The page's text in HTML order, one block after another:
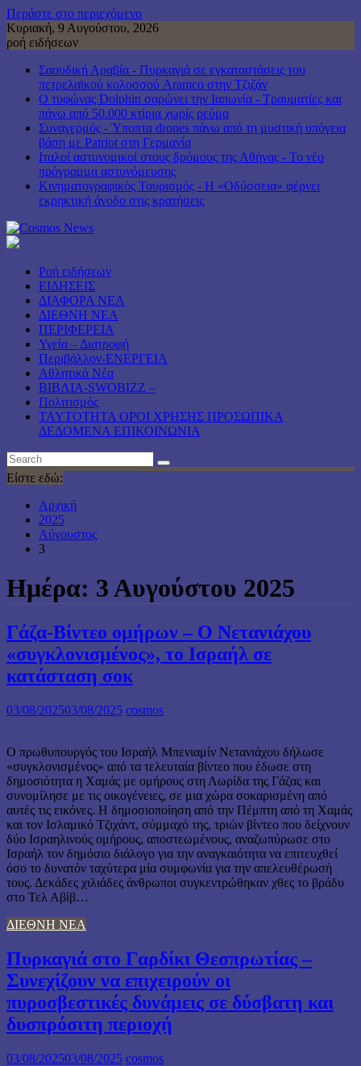
Περάστε στο περιεχόμενο
Κυριακή, 9 Αυγούστου, 2026
ροή ειδήσεων
Σαουδική Αραβία - Πυρκαγιά σε εγκαταστάσεις του
πετρελαϊκού κολοσσού Aramco στην Τζιζάν
Ο τυφώνας Dolphin σαρώνει την Ιαπωνία - Τραυματίες και
πάνω από 50.000 κτίρια χωρίς ρεύμα
Συναγερμός - Ύποπτα drones πάνω από τη μυστική υπόγεια
βάση με Patriot στη Γερμανία
Ιταλοί αστυνομικοί στους δρόμους της Αθήνας - Το νέο
πρόγραμμα αστυνόμευσης
Κινηματογραφικός Τουρισμός - Η «Οδύσσεια» φέρνει
εκρηκτική άνοδο στις κρατήσεις
Ροή ειδήσεων
ΕΙΔΗΣΕΙΣ
ΔΙΑΦΟΡΑ ΝΕΑ
ΔΙΕΘΝΗ ΝΕΑ
ΠΕΡΙΦΕΡΕΙΑ
Υγεία – Διατροφή
Περιβάλλον-ΕΝΕΡΓΕΙΑ
Αθλητικά Νέα
ΒΙΒΛΙΑ-SWOBIZZ –
Πολιτισμός
TAYTOTHTA ΟΡΟΙ ΧΡΗΣΗΣ ΠΡΟΣΩΠΙΚΑ
ΔΕΔΟΜΕΝΑ ΕΠΙΚΟΙΝΩΝΙΑ
Είστε εδώ:
Αρχική
2025
Αύγουστος
3
Ημέρα: 3 Αυγούστου 2025
Γάζα-Βίντεο ομήρων – Ο Νετανιάχου
«συγκλονισμένος», το Ισραήλ σε
κατάσταση σοκ
03/08/202503/08/2025 cosmos
Ο πρωθυπουργός του Ισραήλ Μπενιαμίν Νετανιάχου δήλωσε
«συγκλονισμένος» από τα τελευταία βίντεο που έδωσε στη
δημοσιότητα η Χαμάς με ομήρους στη Λωρίδα της Γάζας και
συνομίλησε με τις οικογένειες, σε μια χώρα σοκαρισμένη από
αυτές τις εικόνες. Η δημοσιοποίηση από την Πέμπτη από τη Χαμάς
και τον Ισλαμικό Τζιχάντ, σύμμαχό της, τριών βίντεο που δείχνουν
δύο Ισραηλινούς ομήρους, αποστεωμένους, αναζωπύρωσε στο
Ισραήλ τον δημόσιο διάλογο για την αναγκαιότητα να επιτευχθεί
όσο το δυνατόν ταχύτερα μία συμφωνία για την απελευθέρωσή
τους. Δεκάδες χιλιάδες άνθρωποι συγκεντρώθηκαν χθες το βράδυ
στο Τελ Αβίβ…
ΔΙΕΘΝΗ ΝΕΑ
Πυρκαγιά στο Γαρδίκι Θεσπρωτίας –
Συνεχίζουν να επιχειρούν οι
πυροσβεστικές δυνάμεις σε δύσβατη και
δυσπρόσιτη περιοχή
03/08/202503/08/2025 cosmos